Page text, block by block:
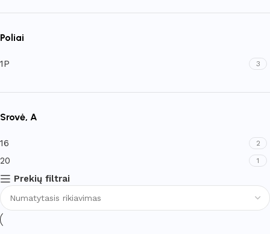
Poliai
1P 3
Srovė, A
16 2
20 1
Prekių filtrai